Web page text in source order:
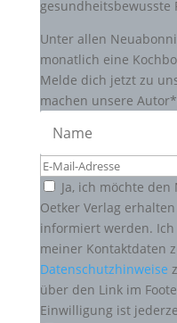
gesundheitsbewusste
Unter allen
monatlich eine
Melde dich jetzt zu
machen unsere
Ja, ich möchte
Oetker Verlag
informiert werden.
meiner Kontaktdaten
Datenschutzhinweise
über den Link im
Einwilligung ist